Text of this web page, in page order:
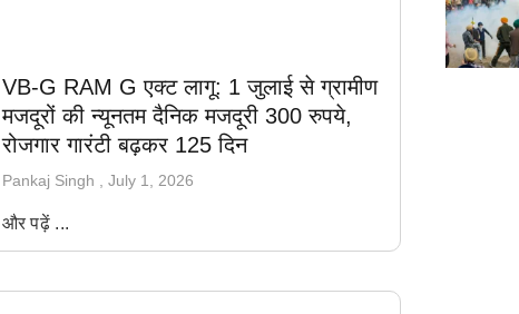
VB-G RAM G एक्ट लागू: 1 जुलाई से ग्रामीण
मजदूरों की न्यूनतम दैनिक मजदूरी 300 रुपये,
रोजगार गारंटी बढ़कर 125 दिन
Pankaj Singh July 1, 2026
और पढ़ें ...